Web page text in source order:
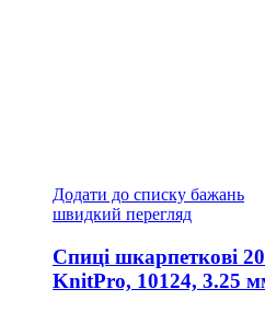
Додати до списку бажань
швидкий перегляд
Спиці шкарпеткові
KnitPro, 10124, 3.25